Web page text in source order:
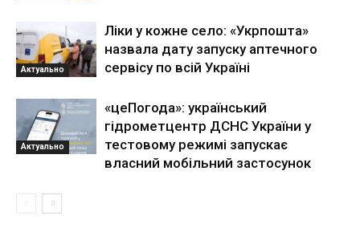
Актуально
Ліки у кожне село: «Укрпошта»
назвала дату запуску аптечного
сервісу по всій Україні
Актуально
«цеПогода»: український
гідрометцентр ДСНС України у
тестовому режимі запускає
власний мобільний застосунок